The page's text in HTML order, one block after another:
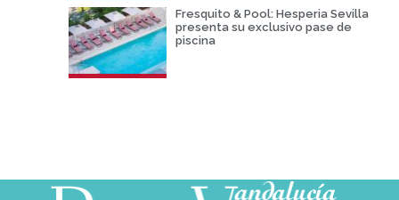
Fresquito & Pool: Hesperia Sevilla
presenta su exclusivo pase de
piscina